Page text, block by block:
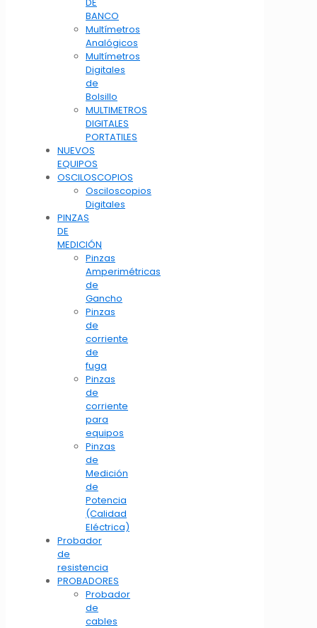
BANCO
Multímetros
Analógicos
Multímetros
Digitales
de
Bolsillo
MULTIMETROS
DIGITALES
PORTATILES
NUEVOS
EQUIPOS
OSCILOSCOPIOS
Osciloscopios
Digitales
PINZAS
DE
MEDICIÓN
Pinzas
Amperimétricas
de
Gancho
Pinzas
de
corriente
de
fuga
Pinzas
de
corriente
para
equipos
Pinzas
de
Medición
de
Potencia
(Calidad
Eléctrica)
Probador
de
resistencia
PROBADORES
Probador
de
cables